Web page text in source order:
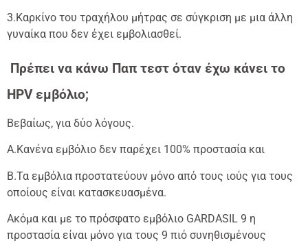
3.Καρκίνο του τραχήλου μήτρας σε σύγκριση με μια άλλη
γυναίκα που δεν έχει εμβολιασθεί.
Πρέπει να κάνω Παπ τεστ όταν έχω κάνει το
HPVεμβόλιο;
Βεβαίως, για δύο λόγους.
Α.Κανένα εμβόλιο δεν παρέχει 100% προστασία και
Β.Τα εμβόλια προστατεύουν μόνο από τους ιούς για τους
οποίους είναι κατασκευασμένα.
Ακόμα και με το πρόσφατο εμβόλιο GARDASIL 9 η
προστασία είναι μόνο για τους 9 πιό συνηθισμένους